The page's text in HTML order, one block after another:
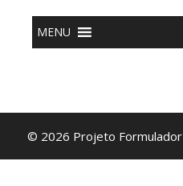
conteúdo
MENU
© 2026 Projeto Formulador